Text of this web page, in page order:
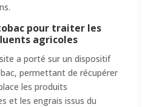
pour traiter les
agricoles
a porté sur un dispositif
permettant de récupérer
les produits
et les engrais issus du